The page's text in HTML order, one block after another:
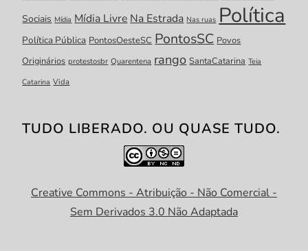
Sociais Mídia Mídia Livre Na Estrada Nas ruas Política
Política Pública PontosOesteSC PontosSC Povos
Originários protestosbr Quarentena rango SantaCatarina Teia
Catarina Vida
TUDO LIBERADO. OU QUASE TUDO.
Creative Commons - Atribuição - Não Comercial -
Sem Derivados 3.0 Não Adaptada